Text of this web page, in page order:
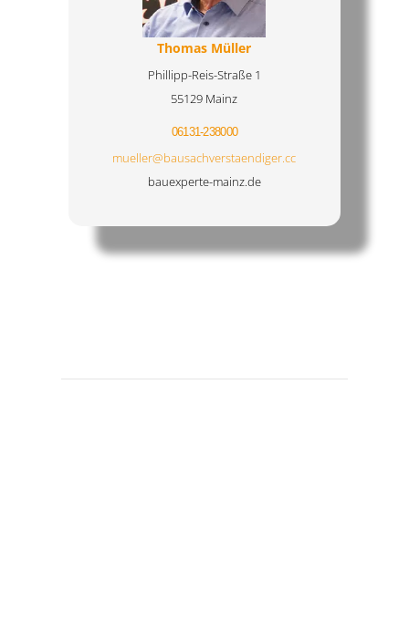
Thomas Müller
Phillipp-Reis-Straße 1
55129 Mainz
06131-238000
mueller@bausachverstaendiger.cc
bauexperte-mainz.de